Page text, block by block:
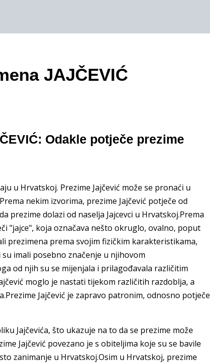
JAJČEVIĆ
Odakle potječe prezime
u Hrvatskoj. Prezime Jajčević može se pronaći u
nekim izvorima, prezime Jajčević potječe od
prezime dolazi od naselja Jajcevci u Hrvatskoj.Prema
"jajce", koja označava nešto okruglo, ovalno, poput
prezimena prema svojim fizičkim karakteristikama,
imali posebno značenje u njihovom
od njih su se mijenjala i prilagođavala različitim
moglo je nastati tijekom različitih razdoblja, a
Jajčević je zapravo patronim, odnosno potječe
Jajčevića, što ukazuje na to da se prezime može
Jajčević povezano je s obiteljima koje su se bavile
zanimanje u Hrvatskoj.Osim u Hrvatskoj, prezime